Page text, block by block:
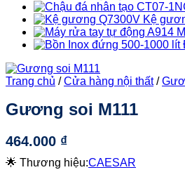
Kệ
Trang chủ / Cửa hàng nội thất /
Gương soi M111
464.000 ₫
🌟 Thương hiệu:CAESAR